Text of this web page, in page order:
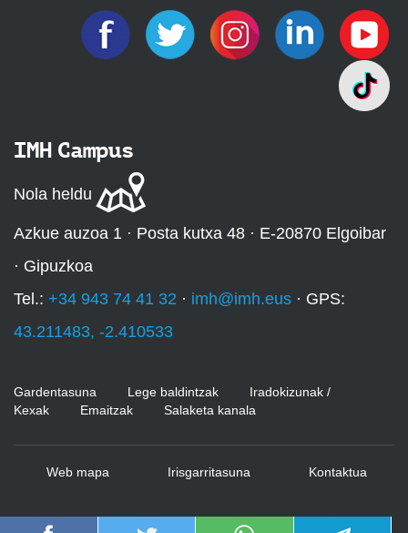
IMH Campus
Nola heldu
Azkue auzoa 1 · Posta kutxa 48 · E-20870 Elgoibar
· Gipuzkoa
Tel.: +34 943 74 41 32 · imh@imh.eus · GPS:
43.211483, -2.410533
Gardentasuna Lege baldintzak
Iradokizunak /
Kexak
Emaitzak Salaketa kanala
Web mapa Irisgarritasuna Kontaktua